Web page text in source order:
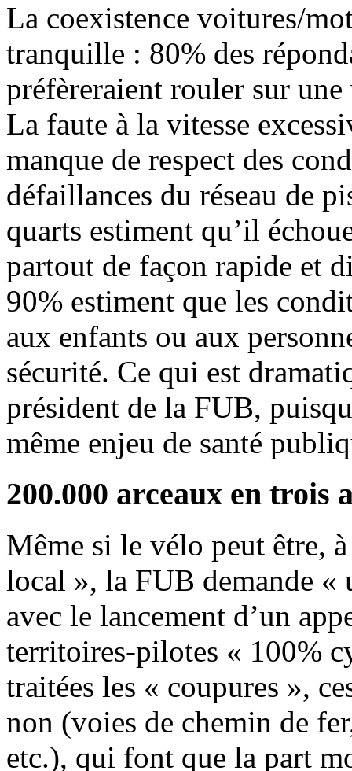
La coexistence voitures/
tranquille : 80% des
préfèreraient rouler sur
La faute à la vitesse
manque de respect des
défaillances du réseau de
quarts estiment qu’il
partout de façon rapide et
90% estiment que les
aux enfants ou aux
sécurité. Ce qui est
président de la FUB,
même enjeu de santé
200.000 arceaux en trois
Même si le vélo peut être,
local », la FUB demande «
avec le lancement d’un
territoires-pilotes « 100%
traitées les « coupures »,
non (voies de chemin de
etc.), qui font que la part